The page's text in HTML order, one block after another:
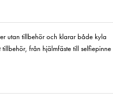
utan tillbehör och klarar både kyla
från hjälmfäste till selfiepinne